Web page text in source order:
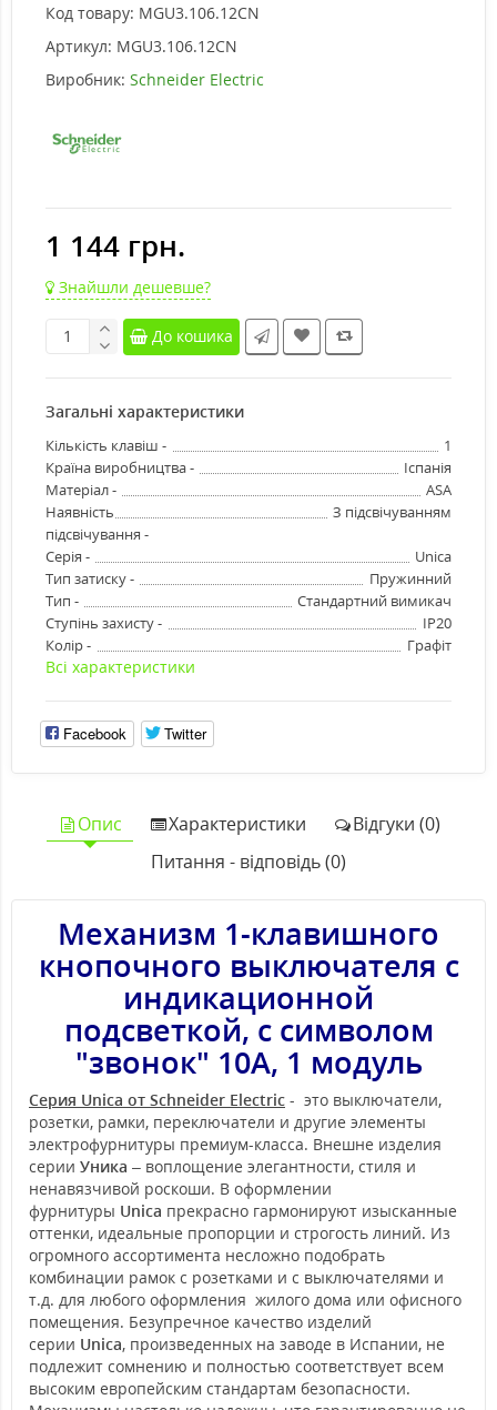
Код товару: MGU3.106.12CN
Артикул: MGU3.106.12CN
Виробник: Schneider Electric
1 144 грн.
Знайшли дешевше?
До кошика
Загальні характеристики
Кількість клавіш -
1
Країна виробництва -
Іспанія
Матеріал -
ASA
Наявність
підсвічування -
З підсвічуванням
Серія -
Unica
Тип затиску -
Пружинний
Тип -
Стандартний вимикач
Ступінь захисту -
IP20
Колір -
Графіт
Всі характеристики
Facebook Twitter
Опис Характеристики
Відгуки (0)
Питання - відповідь (0)
Механизм 1-клавишного
кнопочного выключателя с
индикационной
подсветкой, с символом
"звонок" 10А, 1 модуль
Серия Unica от Schneider Electric - это выключатели,
розетки, рамки, переключатели и другие элементы
электрофурнитуры премиум-класса. Внешне изделия
серии Уника – воплощение элегантности, стиля и
ненавязчивой роскоши. В оформлении
фурнитуры Unica прекрасно гармонируют изысканные
оттенки, идеальные пропорции и строгость линий. Из
огромного ассортимента несложно подобрать
комбинации рамок с розетками и с выключателями и
т.д. для любого оформления жилого дома или офисного
помещения. Безупречное качество изделий
серии Unica, произведенных на заводе в Испании, не
подлежит сомнению и полностью соответствует всем
высоким европейским стандартам безопасности.